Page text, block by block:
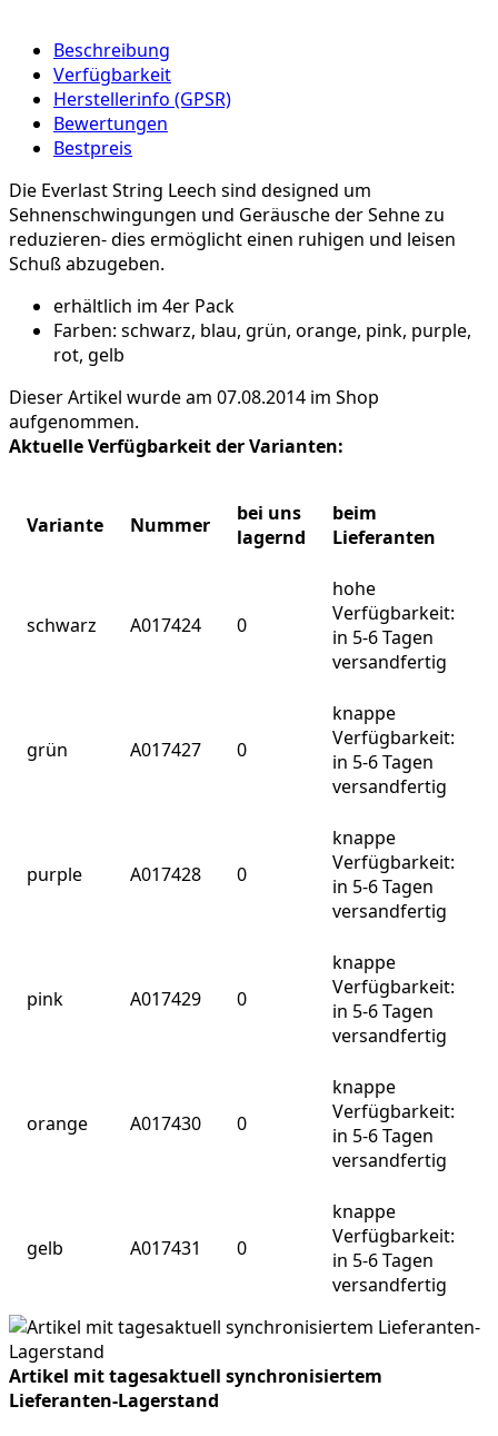
Beschreibung
Verfügbarkeit
Herstellerinfo (GPSR)
Bewertungen
Bestpreis
Die Everlast String Leech sind designed um
Sehnenschwingungen und Geräusche der Sehne zu
reduzieren- dies ermöglicht einen ruhigen und leisen
Schuß abzugeben.
erhältlich im 4er Pack
Farben: schwarz, blau, grün, orange, pink, purple,
rot, gelb
Dieser Artikel wurde am 07.08.2014 im Shop
aufgenommen.
Aktuelle Verfügbarkeit der Varianten:
Variante Nummer
bei uns
lagernd
beim
Lieferanten
schwarz A017424 0
hohe
Verfügbarkeit:
in 5-6 Tagen
versandfertig
grün A017427 0
knappe
Verfügbarkeit:
in 5-6 Tagen
versandfertig
purple A017428 0
knappe
Verfügbarkeit:
in 5-6 Tagen
versandfertig
pink A017429 0
knappe
Verfügbarkeit:
in 5-6 Tagen
versandfertig
orange A017430 0
knappe
Verfügbarkeit:
in 5-6 Tagen
versandfertig
gelb A017431 0
knappe
Verfügbarkeit:
in 5-6 Tagen
versandfertig
Artikel mit tagesaktuell synchronisiertem
Lieferanten-Lagerstand